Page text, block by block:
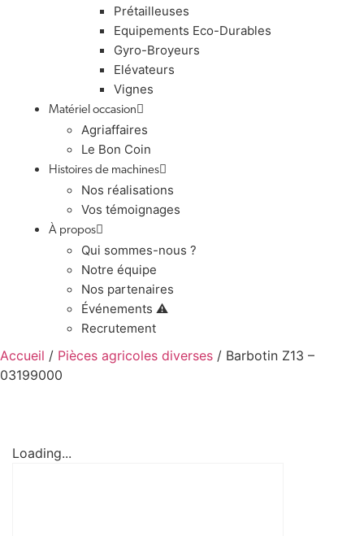
Prétailleuses
Equipements Eco-Durables
Gyro-Broyeurs
Elévateurs
Vignes
Matériel occasion
Agriaffaires
Le Bon Coin
Histoires de machines
Nos réalisations
Vos témoignages
À propos
Qui sommes-nous ?
Notre équipe
Nos partenaires
Événements ⚠️
Recrutement
Accueil / Pièces agricoles diverses / Barbotin Z13 –
03199000
Loading...